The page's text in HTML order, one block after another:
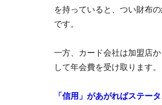
を持っていると、つい財布
です。
一方、カード会社は加盟店
して年会費を受け取ります。
「信用」があがればステー